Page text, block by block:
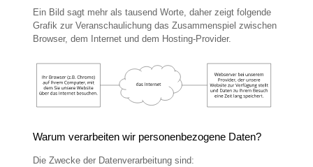
Ein Bild sagt mehr als tausend Worte, daher zeigt folgende
Grafik zur Veranschaulichung das Zusammenspiel zwischen
Browser, dem Internet und dem Hosting-Provider.
Warum verarbeiten wir personenbezogene Daten?
Die Zwecke der Datenverarbeitung sind: